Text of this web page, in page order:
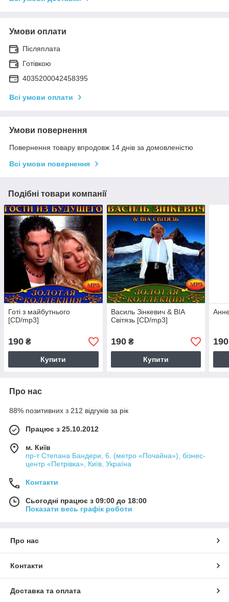
Умови оплати
Післяплата
Готівкою
4035200042458395
Всі умови оплати
Умови повернення
Повернення товару впродовж 14 днів за домовленістю
Всі умови повернення
Подібні товари компанії
Готі з майбутнього
[CD/mp3]
190 ₴
Купити
Василь Зінкевич & ВІА
Світязь [CD/mp3]
190₴
Купити
190
Про нас
88% позитивних з 212 відгуків за рік
Працює з 25.10.2012
м. Київ
пр-т Степана Бандери, 6. (метро «Почайна»), бізнес-
центр «Петрівка», Київ, Україна
Контакти
Сьогодні працює з 09:00 до 18:00
Показати весь графік роботи
Про нас
Контакти
Доставка та оплата